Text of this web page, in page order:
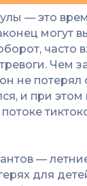
— это
могут
часто
Чем
не
и при этом
—
для